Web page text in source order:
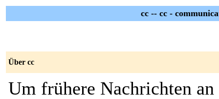
cc -- cc -
Über cc
Um frühere Nachrichten an